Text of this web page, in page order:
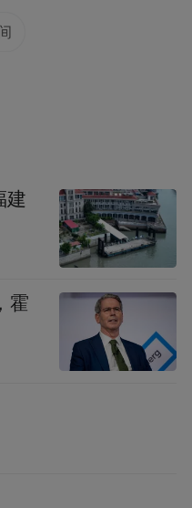
建
霍